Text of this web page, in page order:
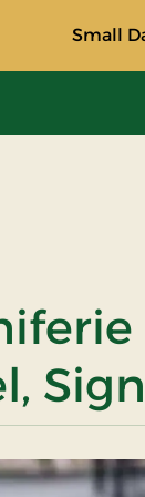
Small